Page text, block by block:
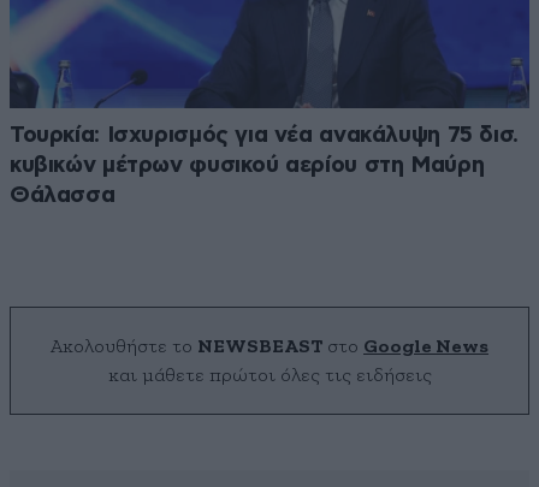
Τουρκία: Ισχυρισμός για νέα ανακάλυψη 75 δισ.
κυβικών μέτρων φυσικού αερίου στη Μαύρη
Θάλασσα
Ακολουθήστε το NEWSBEAST στο Google News
και μάθετε πρώτοι όλες τις ειδήσεις